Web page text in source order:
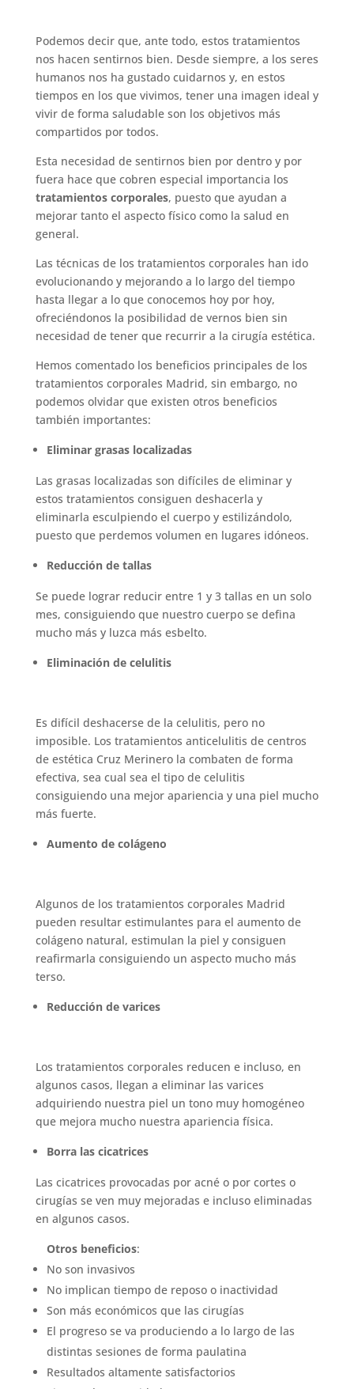
Podemos decir que, ante todo, estos tratamientos
nos hacen sentirnos bien. Desde siempre, a los seres
humanos nos ha gustado cuidarnos y, en estos
tiempos en los que vivimos, tener una imagen ideal y
vivir de forma saludable son los objetivos más
compartidos por todos.
Esta necesidad de sentirnos bien por dentro y por
fuera hace que cobren especial importancia los
tratamientos corporales, puesto que ayudan a
mejorar tanto el aspecto físico como la salud en
general.
Las técnicas de los tratamientos corporales han ido
evolucionando y mejorando a lo largo del tiempo
hasta llegar a lo que conocemos hoy por hoy,
ofreciéndonos la posibilidad de vernos bien sin
necesidad de tener que recurrir a la cirugía estética.
Hemos comentado los beneficios principales de los
tratamientos corporales Madrid, sin embargo, no
podemos olvidar que existen otros beneficios
también importantes:
Eliminar grasas localizadas
Las grasas localizadas son difíciles de eliminar y
estos tratamientos consiguen deshacerla y
eliminarla esculpiendo el cuerpo y estilizándolo,
puesto que perdemos volumen en lugares idóneos.
Reducción de tallas
Se puede lograr reducir entre 1 y 3 tallas en un solo
mes, consiguiendo que nuestro cuerpo se defina
mucho más y luzca más esbelto.
Eliminación de celulitis
Es difícil deshacerse de la celulitis, pero no
imposible. Los tratamientos anticelulitis de centros
de estética Cruz Merinero la combaten de forma
efectiva, sea cual sea el tipo de celulitis
consiguiendo una mejor apariencia y una piel mucho
más fuerte.
Aumento de colágeno
Algunos de los tratamientos corporales Madrid
pueden resultar estimulantes para el aumento de
colágeno natural, estimulan la piel y consiguen
reafirmarla consiguiendo un aspecto mucho más
terso.
Reducción de varices
Los tratamientos corporales reducen e incluso, en
algunos casos, llegan a eliminar las varices
adquiriendo nuestra piel un tono muy homogéneo
que mejora mucho nuestra apariencia física.
Borra las cicatrices
Las cicatrices provocadas por acné o por cortes o
cirugías se ven muy mejoradas e incluso eliminadas
en algunos casos.
Otros beneficios:
No son invasivos
No implican tiempo de reposo o inactividad
Son más económicos que las cirugías
El progreso se va produciendo a lo largo de las
distintas sesiones de forma paulatina
Resultados altamente satisfactorios